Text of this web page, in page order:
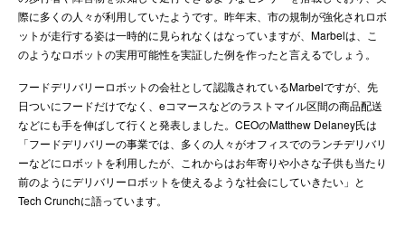
際に多くの人々が利用していたようです。昨年末、市の規制が強化されロボ
ットが走行する姿は一時的に見られなくはなっていますが、Marbelは、こ
のようなロボットの実用可能性を実証した例を作ったと言えるでしょう。
フードデリバリーロボットの会社として認識されているMarbelですが、先
日ついにフードだけでなく、eコマースなどのラストマイル区間の商品配送
などにも手を伸ばして行くと発表しました。CEOのMatthew Delaney氏は
「フードデリバリーの事業では、多くの人々がオフィスでのランチデリバリ
ーなどにロボットを利用したが、これからはお年寄りや小さな子供も当たり
前のようにデリバリーロボットを使えるような社会にしていきたい」と
Tech Crunchに語っています。